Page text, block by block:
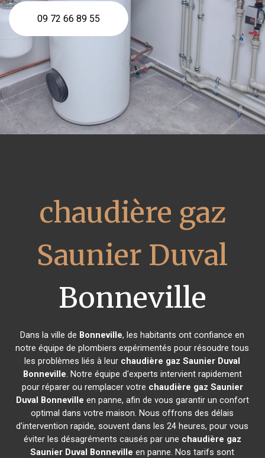
09 72 66 89 55
chaudière gaz
Saunier Duval
Bonneville
Dans la ville de Bonneville, les habitants ont confiance en
notre équipe de plombiers expérimentés pour résoudre tous
les problèmes liés à leur chaudière gaz Saunier Duval
Bonneville. Notre équipe d'experts intervient rapidement
pour réparer ou remplacer votre chaudière gaz Saunier
Duval Bonneville en panne, afin de vous garantir un confort
optimal dans votre maison. Nous offrons des délais
d'intervention rapide, souvent dans les 24 heures, pour vous
éviter les désagréments causés par une chaudière gaz
Saunier Duval Bonneville en panne. Nos tarifs sont